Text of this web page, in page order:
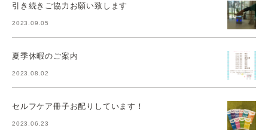
引き続きご協力お願い致します
2023.09.05
夏季休暇のご案内
2023.08.02
セルフケア冊子お配りしています！
2023.06.23